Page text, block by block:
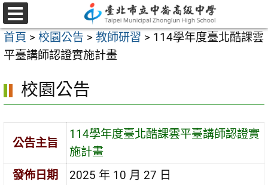
跳
至
主
要
容
選
單
首頁 > 校園公告 > 教師研習 > 114學年度臺北酷課雲
平臺講師認證實施計畫
校園公告
公告主旨
114學年度臺北酷課雲平臺講師認證實
施計畫
發佈日期
2025 年 10 月 27 日